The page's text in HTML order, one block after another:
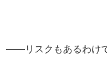
——リスクもあるわけで